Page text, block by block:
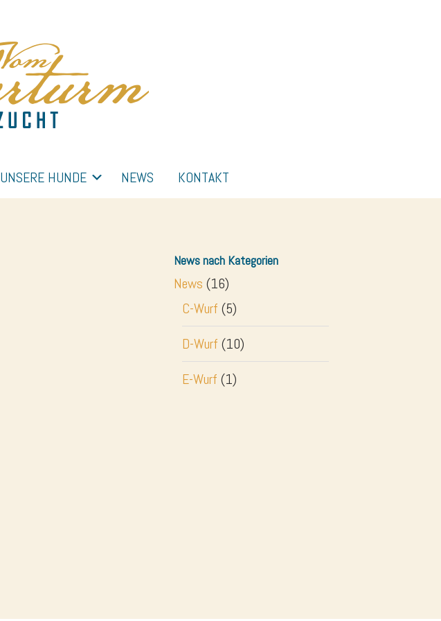
UNSERE HUNDE NEWS KONTAKT
News nach Kategorien
News (16)
C-Wurf (5)
D-Wurf (10)
E-Wurf (1)